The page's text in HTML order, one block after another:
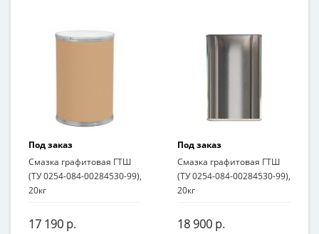
Под заказ
Смазка графитовая ГТШ
(ТУ 0254-084-00284530-99),
20кг
17 190 р.
Под заказ
Смазка графитовая ГТШ
(ТУ 0254-084-00284530-99),
20кг
18 900 р.